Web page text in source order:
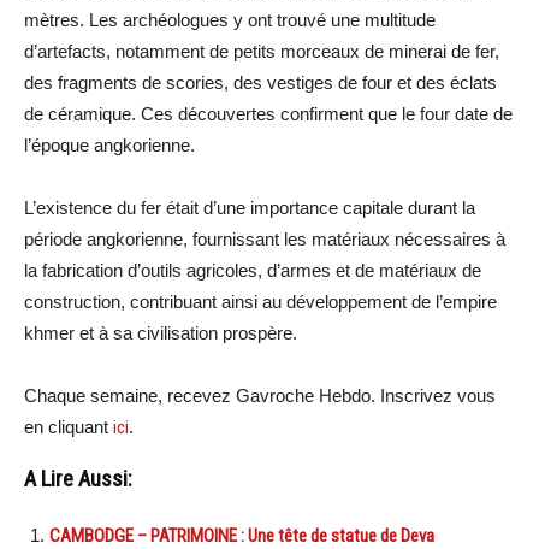
mètres. Les archéologues y ont trouvé une multitude
d’artefacts, notamment de petits morceaux de minerai de fer,
des fragments de scories, des vestiges de four et des éclats
de céramique. Ces découvertes confirment que le four date de
l’époque angkorienne.
L’existence du fer était d’une importance capitale durant la
période angkorienne, fournissant les matériaux nécessaires à
la fabrication d’outils agricoles, d’armes et de matériaux de
construction, contribuant ainsi au développement de l’empire
khmer et à sa civilisation prospère.
Chaque semaine, recevez Gavroche Hebdo. Inscrivez vous
en cliquant ici.
A Lire Aussi:
CAMBODGE – PATRIMOINE : Une tête de statue de Deva